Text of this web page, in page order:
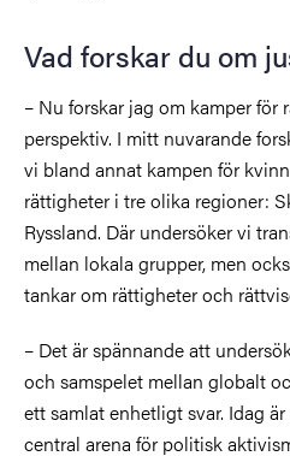
Vad forskar du om
– Nu forskar jag om kamper för
perspektiv. I mitt nuvarande
vi bland annat kampen för
rättigheter i tre olika regioner:
Ryssland. Där undersöker vi
mellan lokala grupper, men
tankar om rättigheter och
– Det är spännande att
och samspelet mellan globalt
ett samlat enhetligt svar. Idag
central arena för politisk